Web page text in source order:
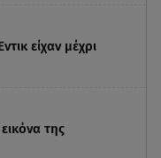
είχαν μέχρι
της